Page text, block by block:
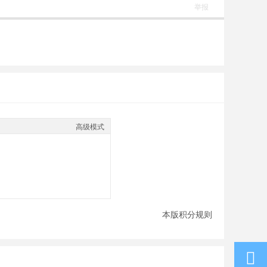
举报
高级模式
本版积分规则